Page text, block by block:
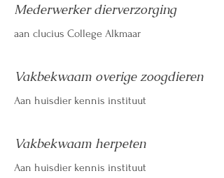
Mederwerker dierverzorging
aan clucius College Alkmaar
Vakbekwaam overige zoogdieren
Aan huisdier kennis instituut
Vakbekwaam herpeten
Aan huisdier kennis instituut